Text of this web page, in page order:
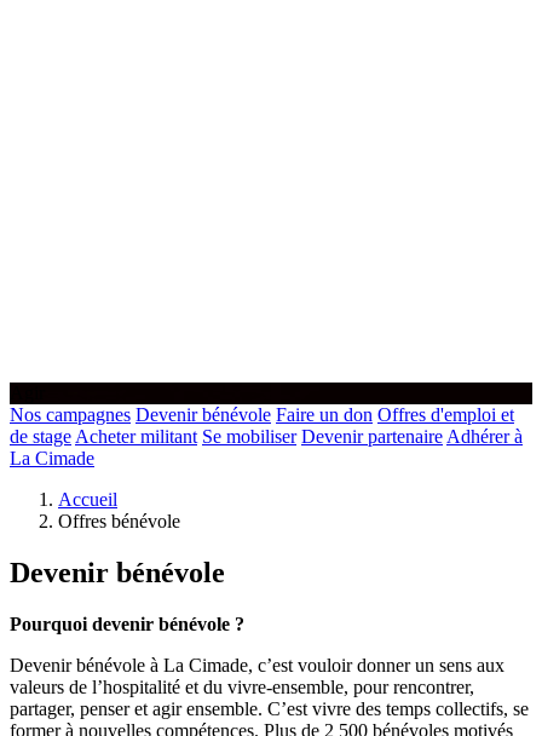
Nos campagnes Devenir bénévole Faire un don Offres d'emploi et
de stage Acheter militant Se mobiliser Devenir partenaire Adhérer à
La Cimade
Accueil
Offres bénévole
Devenir bénévole
Pourquoi devenir bénévole ?
Devenir bénévole à La Cimade, c’est vouloir donner un sens aux
valeurs de l’hospitalité et du vivre-ensemble, pour rencontrer,
partager, penser et agir ensemble. C’est vivre des temps collectifs, se
former à nouvelles compétences. Plus de 2 500 bénévoles motivés